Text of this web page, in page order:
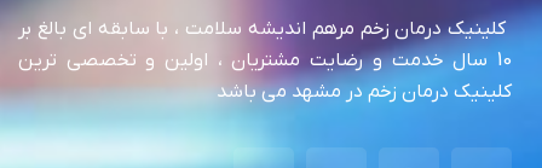
کلینیک درمان زخم مرهم اندیشه سلامت ، با سابقه ای بالغ بر
10 سال خدمت و رضایت مشتریان ، اولین و تخصصی ترین
کلینیک درمان زخم در مشهد می باشد